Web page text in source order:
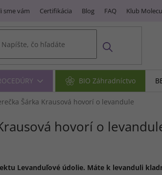
sme vám Certifikácia Blog FAQ Klub
BIO Záhradníctvo
Šárka Krausová hovorí o levandule
hovorí o
Levanduľové údolie. Máte k levanduli